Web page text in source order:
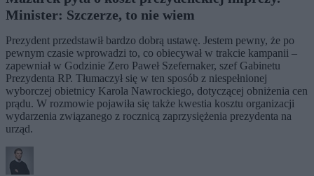
Minister: Szczerze, to nie wiem
Prezydent przedstawił bardzo dobrą ustawę. Jestem pewny, że po
pewnym czasie wprowadzi to, co obiecywał w trakcie kampanii –
zapewniał w Godzinie Zero Paweł Szefernaker, szef Gabinetu
Prezydenta RP. Tłumaczył się w ten sposób z niespełnionej
wyborczej obietnicy Karola Nawrockiego, dotyczącej obniżenia cen
prądu. W rozmowie pojawiła się także kwestia kosztu organizacji
wydarzenia związanego z rocznicą zaprzysiężenia prezydenta na
urząd.